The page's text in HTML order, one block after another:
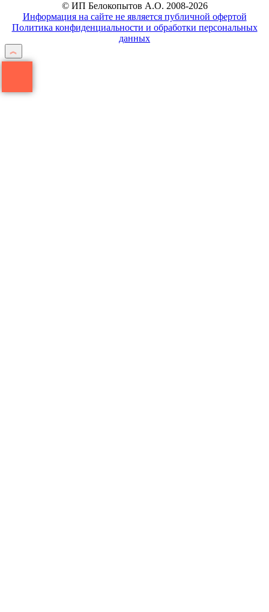
© ИП Белокопытов А.О. 2008-2026
Информация на сайте не является публичной офертой
Политика конфиденциальности и обработки персональных
данных